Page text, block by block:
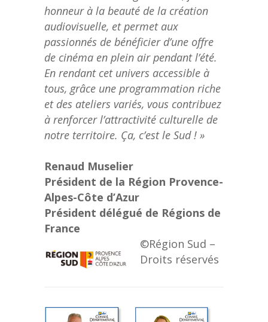
honneur à la beauté de la création
audiovisuelle, et permet aux
passionnés de bénéficier d’une offre
de cinéma en plein air pendant l’été.
En rendant cet univers accessible à
tous, grâce une programmation riche
et des ateliers variés, vous contribuez
à renforcer l’attractivité culturelle de
notre territoire. Ça, c’est le Sud ! »
Renaud Muselier
Président de la Région Provence-
Alpes-Côte d’Azur
Président délégué de Régions de
France
©Région Sud –
Droits réservés